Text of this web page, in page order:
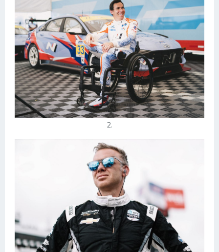
2.
Велогонки
Конькобежный спорт
Тренажеры
Интерьеры квартир